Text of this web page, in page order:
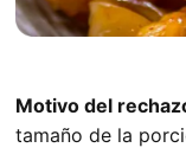
Motivo del
tamaño de la